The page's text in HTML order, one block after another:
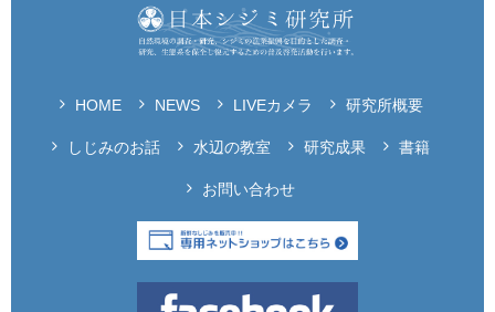
HOME NEWS LIVEカメラ 研究所概要
しじみのお話 水辺の教室 研究成果 書籍
お問い合わせ